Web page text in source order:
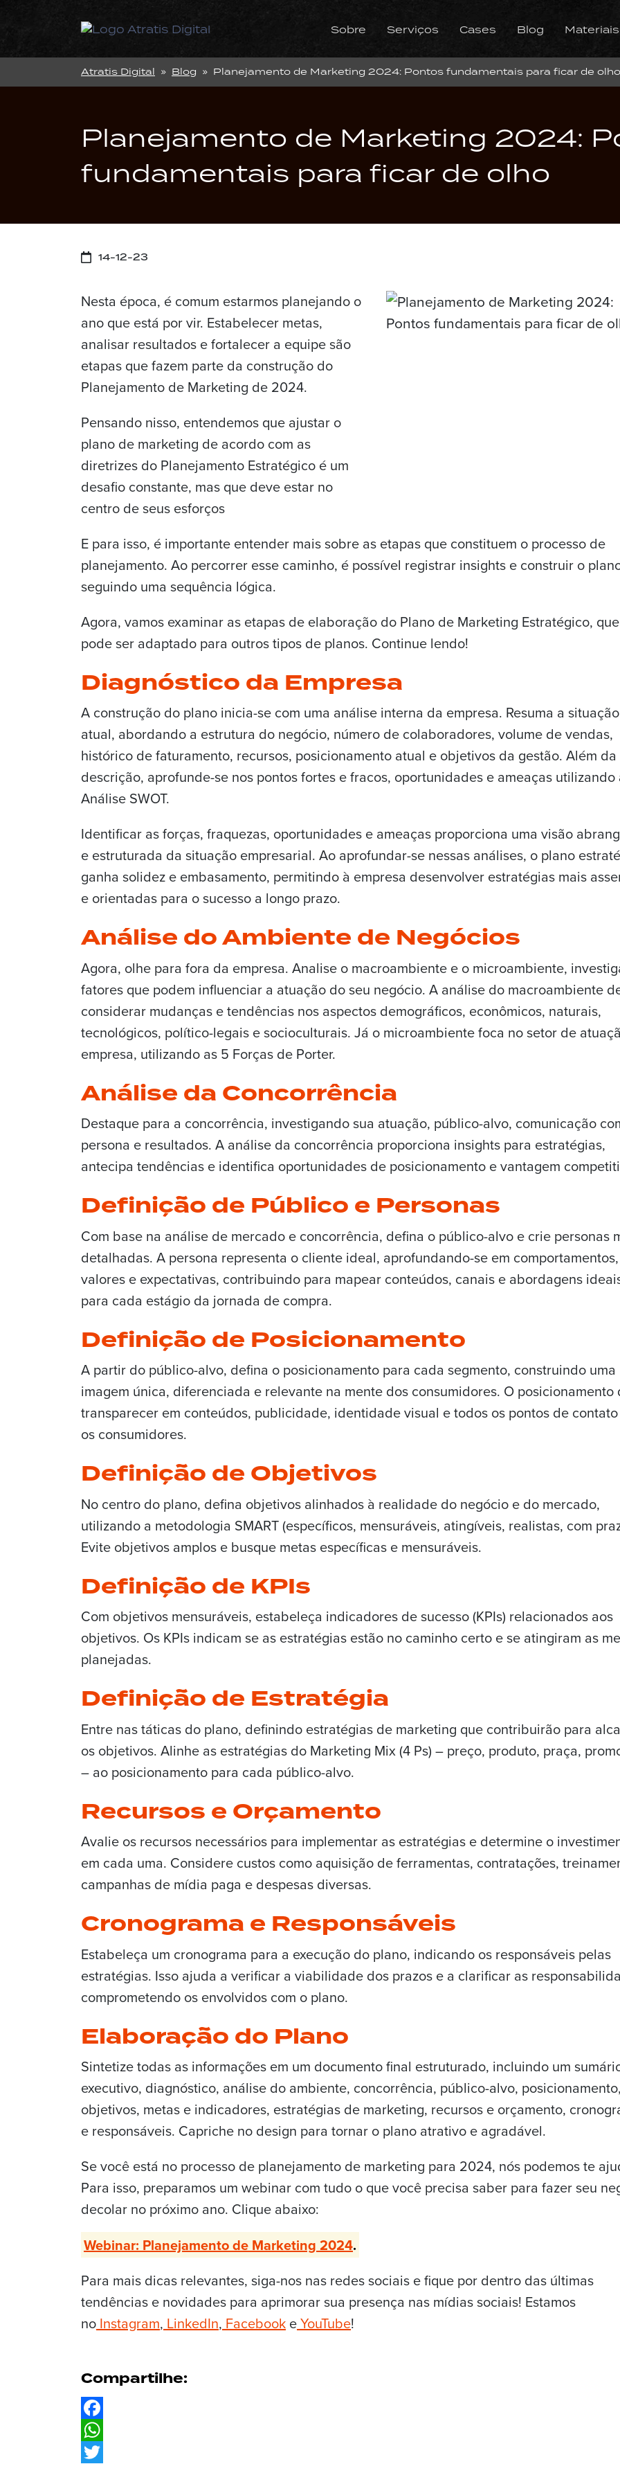
Sobre Serviços Cases Blog Materiais
Atratis Digital » Blog » Planejamento de Marketing 2024: Pontos fundamentais para ficar de olho
Planejamento de Marketing 2024:
fundamentais para ficar de olho
14-12-23
Nesta época, é comum estarmos planejando o
ano que está por vir. Estabelecer metas,
analisar resultados e fortalecer a equipe são
etapas que fazem parte da construção do
Planejamento de Marketing de 2024.
Pensando nisso, entendemos que ajustar o
plano de marketing de acordo com as
diretrizes do Planejamento Estratégico é um
desafio constante, mas que deve estar no
centro de seus esforços
E para isso, é importante entender mais sobre as etapas que constituem o processo de
planejamento. Ao percorrer esse caminho, é possível registrar insights e construir o
seguindo uma sequência lógica.
Agora, vamos examinar as etapas de elaboração do Plano de Marketing Estratégico, que
pode ser adaptado para outros tipos de planos. Continue lendo!
Diagnóstico da Empresa
A construção do plano inicia-se com uma análise interna da empresa. Resuma a situação
atual, abordando a estrutura do negócio, número de colaboradores, volume de vendas,
histórico de faturamento, recursos, posicionamento atual e objetivos da gestão. Além da
descrição, aprofunde-se nos pontos fortes e fracos, oportunidades e ameaças utilizando
Análise SWOT.
Identificar as forças, fraquezas, oportunidades e ameaças proporciona uma visão
e estruturada da situação empresarial. Ao aprofundar-se nessas análises, o plano
ganha solidez e embasamento, permitindo à empresa desenvolver estratégias mais
e orientadas para o sucesso a longo prazo.
Análise do Ambiente de Negócios
Agora, olhe para fora da empresa. Analise o macroambiente e o microambiente,
fatores que podem influenciar a atuação do seu negócio. A análise do macroambiente
considerar mudanças e tendências nos aspectos demográficos, econômicos, naturais,
tecnológicos, político-legais e socioculturais. Já o microambiente foca no setor de
empresa, utilizando as 5 Forças de Porter.
Análise da Concorrência
Destaque para a concorrência, investigando sua atuação, público-alvo, comunicação
persona e resultados. A análise da concorrência proporciona insights para estratégias,
antecipa tendências e identifica oportunidades de posicionamento e vantagem
Definição de Público e Personas
Com base na análise de mercado e concorrência, defina o público-alvo e crie personas
detalhadas. A persona representa o cliente ideal, aprofundando-se em comportamentos,
valores e expectativas, contribuindo para mapear conteúdos, canais e abordagens
para cada estágio da jornada de compra.
Definição de Posicionamento
A partir do público-alvo, defina o posicionamento para cada segmento, construindo uma
imagem única, diferenciada e relevante na mente dos consumidores. O posicionamento
transparecer em conteúdos, publicidade, identidade visual e todos os pontos de
os consumidores.
Definição de Objetivos
No centro do plano, defina objetivos alinhados à realidade do negócio e do mercado,
utilizando a metodologia SMART (específicos, mensuráveis, atingíveis, realistas, com
Evite objetivos amplos e busque metas específicas e mensuráveis.
Definição de KPIs
Com objetivos mensuráveis, estabeleça indicadores de sucesso (KPIs) relacionados aos
objetivos. Os KPIs indicam se as estratégias estão no caminho certo e se atingiram as
planejadas.
Definição de Estratégia
Entre nas táticas do plano, definindo estratégias de marketing que contribuirão para
os objetivos. Alinhe as estratégias do Marketing Mix (4 Ps) – preço, produto, praça,
– ao posicionamento para cada público-alvo.
Recursos e Orçamento
Avalie os recursos necessários para implementar as estratégias e determine o
em cada uma. Considere custos como aquisição de ferramentas, contratações,
campanhas de mídia paga e despesas diversas.
Cronograma e Responsáveis
Estabeleça um cronograma para a execução do plano, indicando os responsáveis pelas
estratégias. Isso ajuda a verificar a viabilidade dos prazos e a clarificar as
comprometendo os envolvidos com o plano.
Elaboração do Plano
Sintetize todas as informações em um documento final estruturado, incluindo um
executivo, diagnóstico, análise do ambiente, concorrência, público-alvo, posicionamento,
objetivos, metas e indicadores, estratégias de marketing, recursos e orçamento,
e responsáveis. Capriche no design para tornar o plano atrativo e agradável.
Se você está no processo de planejamento de marketing para 2024, nós podemos te
Para isso, preparamos um webinar com tudo o que você precisa saber para fazer seu
decolar no próximo ano. Clique abaixo:
Webinar: Planejamento de Marketing 2024.
Para mais dicas relevantes, siga-nos nas redes sociais e fique por dentro das últimas
tendências e novidades para aprimorar sua presença nas mídias sociais! Estamos
noInstagram,LinkedIn,Facebook eYouTube!
Compartilhe:
Facebook
WhatsApp